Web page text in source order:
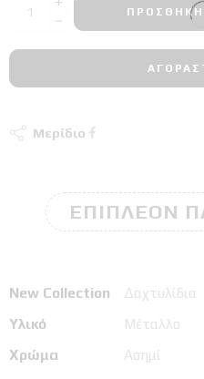
ΠΡΟΣΘΉΚΗ
Μερίδιο
ΕΠΙΠΛΈΟΝ
New Collection
Δαχτυλίδια
Υλικό
Μέταλλο
Χρώμα
Ασημί